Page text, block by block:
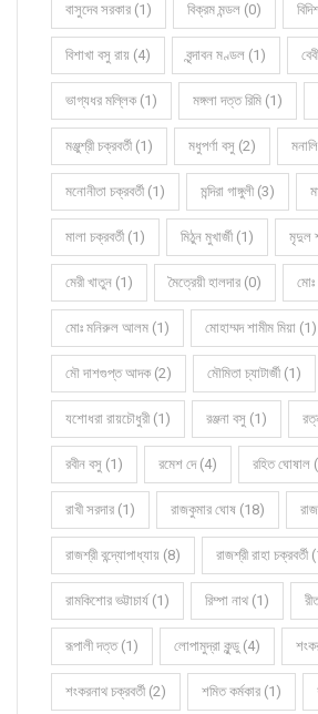
বাসুদেব সরকার (1) বিক্রম মন্ডল (0)
বিশাখা বসু রায় (4) বৃন্দাবন মণ্ডল (1)
ভাগ্যধর মল্লিক (1) মঙ্গলা দত্ত রিমি (1)
মঞ্জুশ্রী চক্রবর্তী (1) মধুপর্ণা বসু (2)
মনোনীতা চক্রবর্তী (1) মন্দিরা গাঙ্গুলী (3)
মালা চক্রবর্তী (1) মিঠুন মুখার্জী (1) মৃদুল
মেরী খাতুন (1) মৈত্রেয়ী হালদার (0)
মোঃ মনিরুল আলম (1) মোহাম্মদ শামীম মিয়া (1)
মৌ দাশগুপ্ত আদক (2) মৌমিতা চ্যাটার্জী (1)
যশোধরা রায়চৌধুরী (1) রঞ্জনা বসু (1)
রবীন বসু (1) রমেশ দে (4) রহিত ঘোষাল
রাখী সরদার (1) রাজকুমার ঘোষ (18)
রাজশ্রী বন্দ্যোপাধ্যায় (8) রাজশ্রী রাহা চক্রবর্তী
রামকিশোর ভট্টাচার্য (1) রিম্পা নাথ (1)
রূপালী দত্ত (1) লোপামুদ্রা কুন্ডু (4)
শংকরনাথ চক্রবর্তী (2) শমিত কর্মকার (1)